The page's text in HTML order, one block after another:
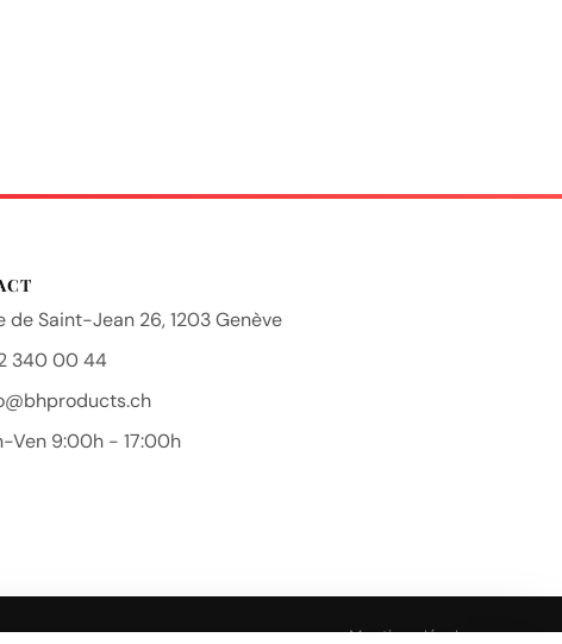
de Saint-Jean 26, 1203 Genève
340 00 44
Ven 9:00h - 17:00h
Mentions légales